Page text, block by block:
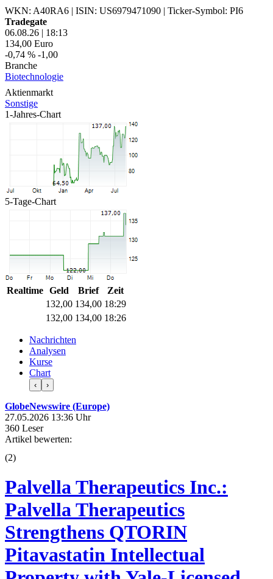
WKN: A40RA6 | ISIN: US6979471090 | Ticker-Symbol: PI6
Tradegate
06.08.26 | 18:13
134,00 Euro
-0,74 % -1,00
Branche
Biotechnologie
Aktienmarkt
Sonstige
1-Jahres-Chart
5-Tage-Chart
Realtime Geld Brief
Zeit
132,00 134,00 18:29
132,00 134,00 18:26
Nachrichten
Analysen
Kurse
Chart
‹ ›
GlobeNewswire (Europe)
27.05.2026 13:36 Uhr
360 Leser
Artikel bewerten:
(2)
Palvella Therapeutics Inc.:
Palvella Therapeutics
Strengthens QTORIN
Pitavastatin Intellectual